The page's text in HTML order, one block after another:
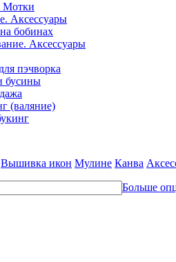
Мотки
Аксессуары
бобинах
Аксессуары
пэчворка
бусины
(валяние)
Вышивка икон Мулине Канва
Больше